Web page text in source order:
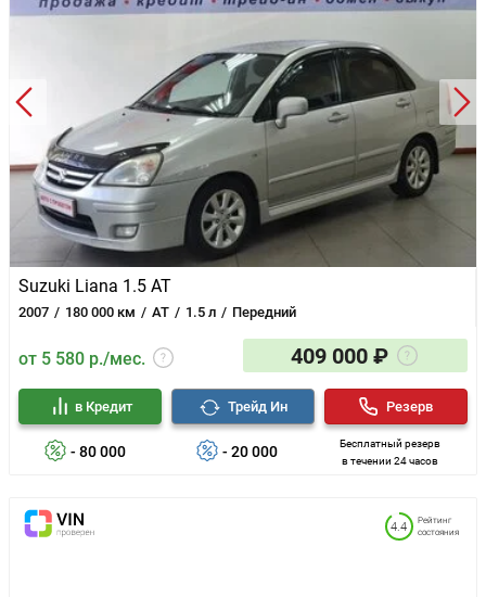
Suzuki Liana 1.5 AT
2007 180 000 км AT 1.5 л Передний
от 5 580 р./мес. 409 000 ₽
- 80 000
в Кредит
- 20 000
Трейд Ин
Бесплатный резерв
в течении 24 часов
Резерв
Рейтинг
состояния
4.4